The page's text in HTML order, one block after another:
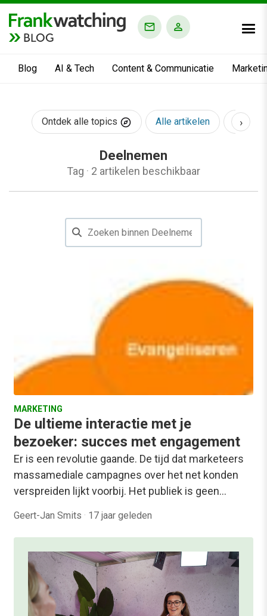
BLOG
Blog AI & Tech Content & Communicatie
Ontdek alle topics Alle artikelen AI &
›
Deelnemen
Tag · 2 artikelen beschikbaar
MARKETING
De ultieme interactie met je
bezoeker: succes met engagement
Er is een revolutie gaande. De tijd dat marketeers
massamediale campagnes over het net konden
verspreiden lijkt voorbij. Het publiek is geen…
Geert-Jan Smits · 17 jaar geleden